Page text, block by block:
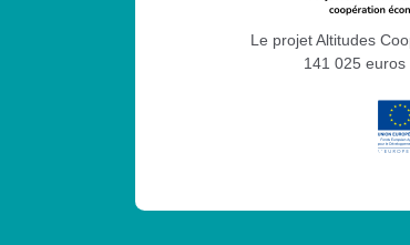
Le projet Altitudes
141 025 euros